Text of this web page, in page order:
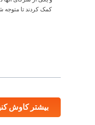
کمک کردند تا
بیشتر کاوش